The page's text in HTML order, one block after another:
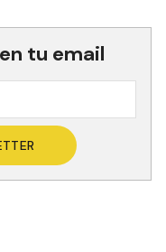
tu email